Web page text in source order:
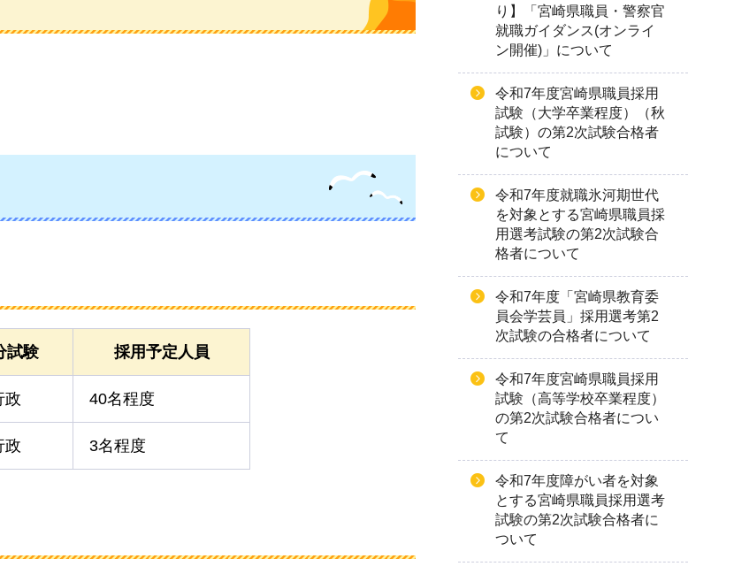
試験 採用予定人員
政 40名程度
政 3名程度
り】「宮崎県職員・警察官
就職ガイダンス(オンライ
ン開催)」について
令和7年度宮崎県職員採用
試験（大学卒業程度）（秋
試験）の第2次試験合格者
について
令和7年度就職氷河期世代
を対象とする宮崎県職員採
用選考試験の第2次試験合
格者について
令和7年度「宮崎県教育委
員会学芸員」採用選考第2
次試験の合格者について
令和7年度宮崎県職員採用
試験（高等学校卒業程度）
の第2次試験合格者につい
て
令和7年度障がい者を対象
とする宮崎県職員採用選考
試験の第2次試験合格者に
ついて